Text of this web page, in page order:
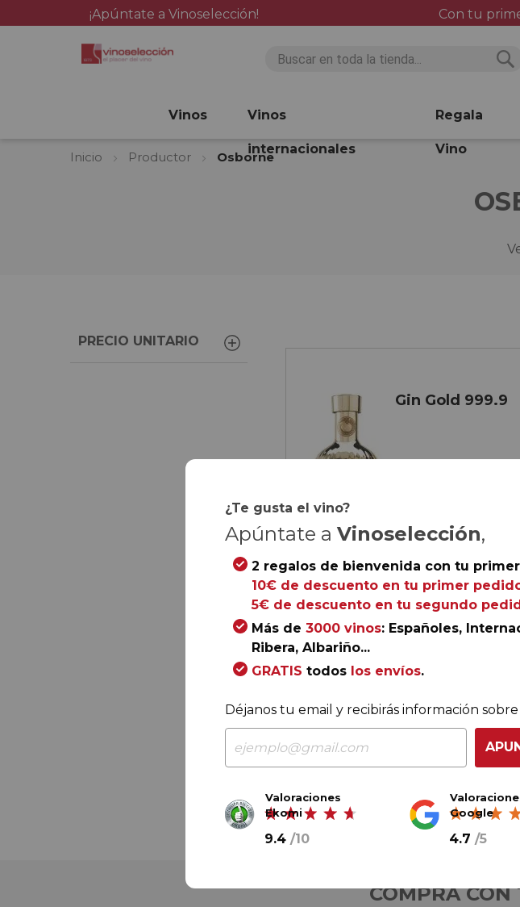
¡Apúntate a Vinoselección! Con tu
Vinos Vinos
internacionales
Regala
Vino
Inicio Productor Osborne
Gin Gold 999.9
32,90 €
AÑADIR AL
PRECIO UNITARIO
COMPRA
¿Te gusta el vino?
Apúntate a Vinoselección,
2 regalos de bienvenida con tu
10€ de descuento en tu primer
5€ de descuento en tu segundo
Más de 3000 vinos: Españoles,
Ribera, Albariño...
GRATIS todos los envíos.
Déjanos tu email y recibirás información
Valoraciones
Ekomi
9.4 /10
Google
4.7 /5